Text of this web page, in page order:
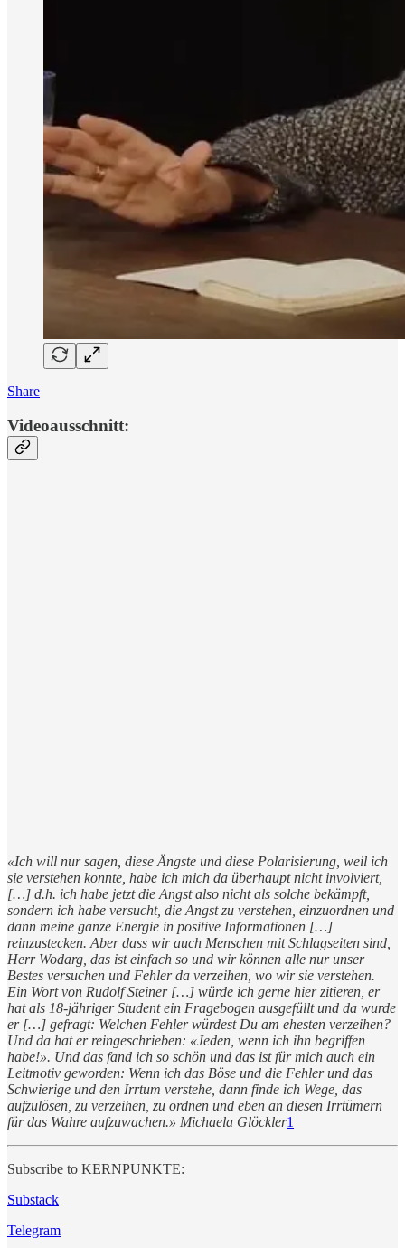
Share
Videoausschnitt:
«Ich will nur sagen, diese Ängste und diese Polarisierung, weil ich
sie verstehen konnte, habe ich mich da überhaupt nicht involviert,
[…] d.h. ich habe jetzt die Angst also nicht als solche bekämpft,
sondern ich habe versucht, die Angst zu verstehen, einzuordnen und
dann meine ganze Energie in positive Informationen […]
reinzustecken. Aber dass wir auch Menschen mit Schlagseiten sind,
Herr Wodarg, das ist einfach so und wir können alle nur unser
Bestes versuchen und Fehler da verzeihen, wo wir sie verstehen.
Ein Wort von Rudolf Steiner […] würde ich gerne hier zitieren, er
hat als 18-jähriger Student ein Fragebogen ausgefüllt und da wurde
er […] gefragt: Welchen Fehler würdest Du am ehesten verzeihen?
Und da hat er reingeschrieben: «Jeden, wenn ich ihn begriffen
habe!». Und das fand ich so schön und das ist für mich auch ein
Leitmotiv geworden: Wenn ich das Böse und die Fehler und das
Schwierige und den Irrtum verstehe, dann finde ich Wege, das
aufzulösen, zu verzeihen, zu ordnen und eben an diesen Irrtümern
für das Wahre aufzuwachen.» Michaela Glöckler1
Subscribe to KERNPUNKTE:
Substack
Telegram